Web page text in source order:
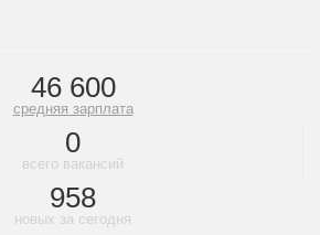
46 600
средняя зарплата
0
всего вакансий
958
новых за сегодня